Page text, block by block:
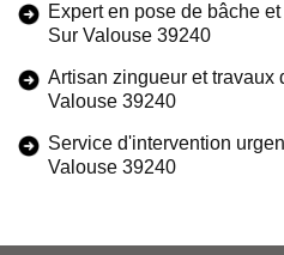
Expert en pose de bâche
Sur Valouse 39240
Artisan zingueur et travaux
Valouse 39240
Service d'intervention
Valouse 39240